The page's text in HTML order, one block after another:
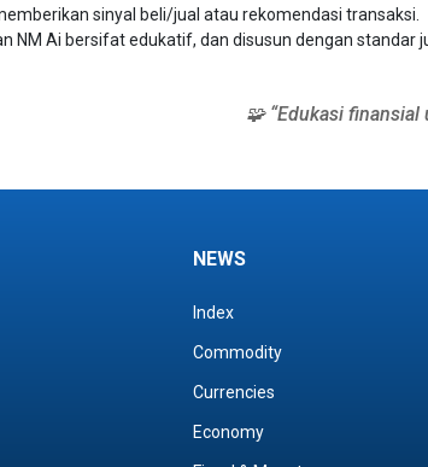
sinyal beli/jual atau rekomendasi transaksi.
NM Ai bersifat edukatif, dan disusun dengan standar
🧩 “Edukasi finansial
NEWS
Index
Commodity
Currencies
Economy